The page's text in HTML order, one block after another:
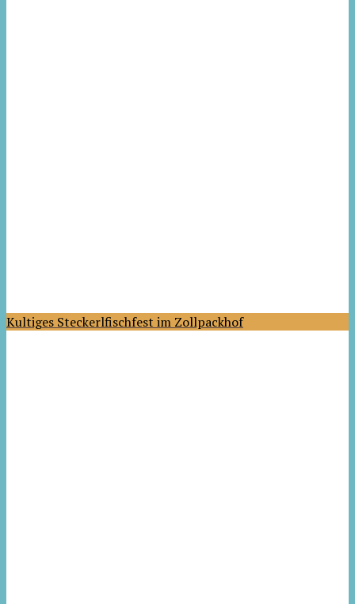
Kultiges Steckerlfischfest im Zollpackhof